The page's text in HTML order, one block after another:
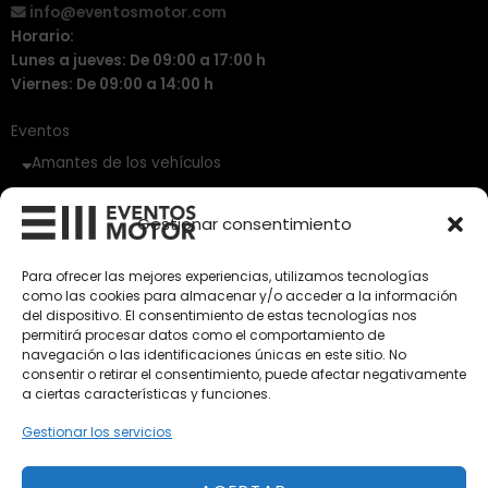
Gestionar consentimiento
Para ofrecer las mejores experiencias, utilizamos tecnologías
como las cookies para almacenar y/o acceder a la información
del dispositivo. El consentimiento de estas tecnologías nos
permitirá procesar datos como el comportamiento de
navegación o las identificaciones únicas en este sitio. No
consentir o retirar el consentimiento, puede afectar negativamente
a ciertas características y funciones.
Gestionar los servicios
info@eventosmotor.com
Horario:
Lunes a jueves: De 09:00 a 17:00 h
Viernes: De 09:00 a 14:00 h
Eventos
Amantes de los vehículos
Vehículos Clásicos
Vehículos de Ocasión
Próximos
Eclipse by SELECTO
Del 12/08/2026 al 12/08/2026
Del 02/10/2026 al 05/10/2026